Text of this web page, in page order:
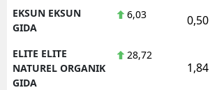
EKSUN EKSUN
GIDA
6,03 0,50
ELITE ELITE
NATUREL ORGANIK
GIDA
28,72
1,84